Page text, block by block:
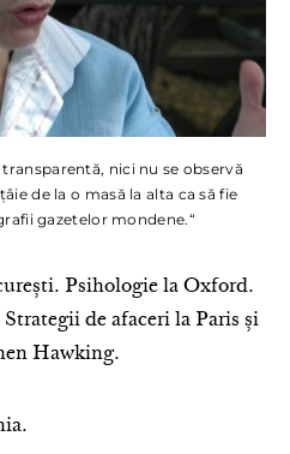
nici nu se observă
de la o masă la alta ca să fie
gazetelor mondene.“
Psihologie la Oxford.
de afaceri la Paris și
Hawking.